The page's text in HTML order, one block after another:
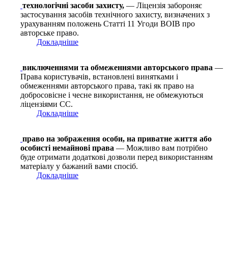
технологічні засоби захисту, — Ліцензія забороняє
застосування засобів технічного захисту, визначених з
урахуванням положень Статті 11 Угоди ВОІВ про
авторське право.
Докладніше
виключеннями та обмеженнями авторського права —
Права користувачів, встановлені винятками і
обмеженнями авторського права, такі як право на
добросовісне і чесне використання, не обмежуються
ліцензіями СС.
Докладніше
право на зображення особи, на приватне життя або
особисті немайнові права — Можливо вам потрібно
буде отримати додаткові дозволи перед використанням
матеріалу у бажаний вами спосіб.
Докладніше